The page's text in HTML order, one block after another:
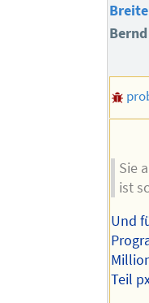
Bernd
Sie
ist
Und
Teil